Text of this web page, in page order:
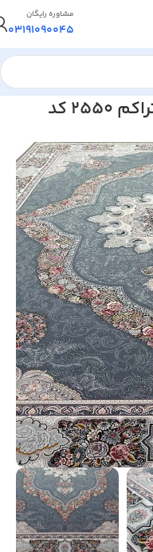
مشاوره رایگان
03191090045
فرش طرح آروانا 700 شانه تراکم 2550 کد